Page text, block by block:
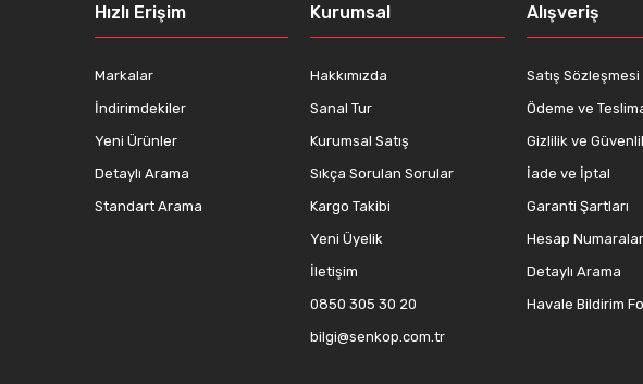
Ürün fiyatı diğer sitelerden daha pahalı.
Hızlı Erişim
Markalar
İndirimdekiler
Yeni Ürünler
Detaylı Arama
Standart Arama
Kurumsal
Hakkımızda
Sanal Tur
Kurumsal Satış
Sıkça Sorulan Sorular
Kargo Takibi
Yeni Üyelik
İletişim
0850 305 30 20
bilgi@senkop.com.tr
Alışveriş
Satış Sözleşmesi
Ödeme ve
Gizlilik ve
İade ve İptal
Garanti Şartları
Hesap
Detaylı Arama
Havale Bildirim